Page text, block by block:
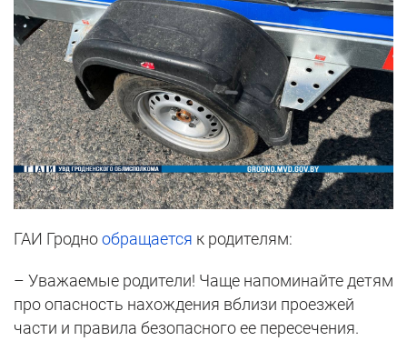
ГАИ Гроднообращается к родителям:
– Уважаемые родители! Чаще напоминайте детям
про опасность нахождения вблизи проезжей
части и правила безопасного ее пересечения.